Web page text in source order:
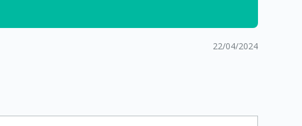
22/04/2024